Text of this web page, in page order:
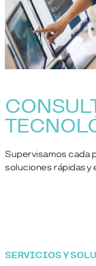
Supervisamos cada
soluciones rápidas y
SERVICIOS Y